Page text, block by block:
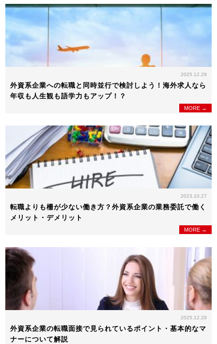
2025.12.29
外資系企業への転職と同時並行で検討しよう！海外求人なら
年収も人生観も語学力もアップ！？
MORE →
2023.10.27
転職よりも柵が少ない働き方？外資系企業の業務委託で働く
メリット・デメリット
MORE →
2025.12.29
外資系企業の転職面接で見られているポイント・基本的なマ
ナーについて解説